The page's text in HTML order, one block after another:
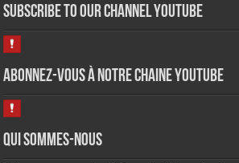
Subscribe to our Channel Youtube
Abonnez-vous à notre chaine Youtube
Qui sommes-nous